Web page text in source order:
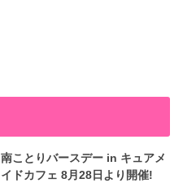
南ことりバースデー in キュアメ
イドカフェ 8月28日より開催!